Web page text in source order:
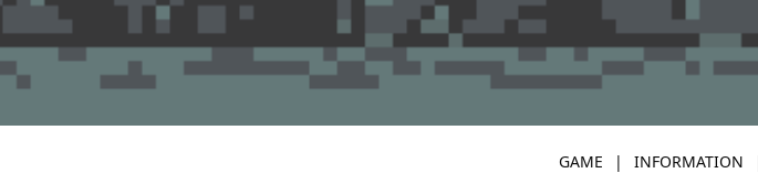
GAME INFORMATION